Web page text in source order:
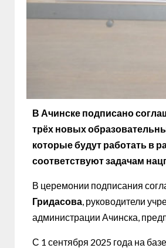
В Ачинске подписано
трёх новых
которые будут работать в
соответствуют задачам
В церемонии подписания
Гридасова, руководители
администрации Ачинска,
С 1 сентября 2025 года на